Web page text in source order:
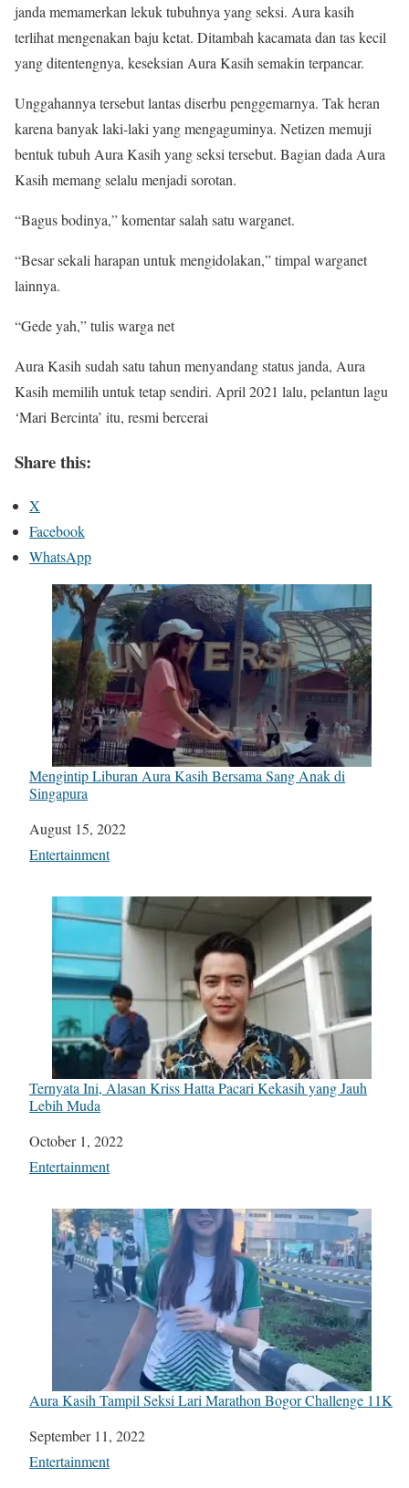
janda memamerkan lekuk tubuhnya yang seksi. Aura kasih
terlihat mengenakan baju ketat. Ditambah kacamata dan tas kecil
yang ditentengnya, keseksian Aura Kasih semakin terpancar.
Unggahannya tersebut lantas diserbu penggemarnya. Tak heran
karena banyak laki-laki yang mengaguminya. Netizen memuji
bentuk tubuh Aura Kasih yang seksi tersebut. Bagian dada Aura
Kasih memang selalu menjadi sorotan.
“Bagus bodinya,” komentar salah satu warganet.
“Besar sekali harapan untuk mengidolakan,” timpal warganet
lainnya.
“Gede yah,” tulis warga net
Aura Kasih sudah satu tahun menyandang status janda, Aura
Kasih memilih untuk tetap sendiri. April 2021 lalu, pelantun lagu
‘Mari Bercinta’ itu, resmi bercerai
Share this:
X
Facebook
WhatsApp
Mengintip Liburan Aura Kasih Bersama Sang Anak di
Singapura
Date
August 15, 2022
In relation to
Entertainment
Ternyata Ini, Alasan Kriss Hatta Pacari Kekasih yang Jauh
Lebih Muda
Date
October 1, 2022
In relation to
Entertainment
Aura Kasih Tampil Seksi Lari Marathon Bogor Challenge 11K
Date
September 11, 2022
In relation to
Entertainment